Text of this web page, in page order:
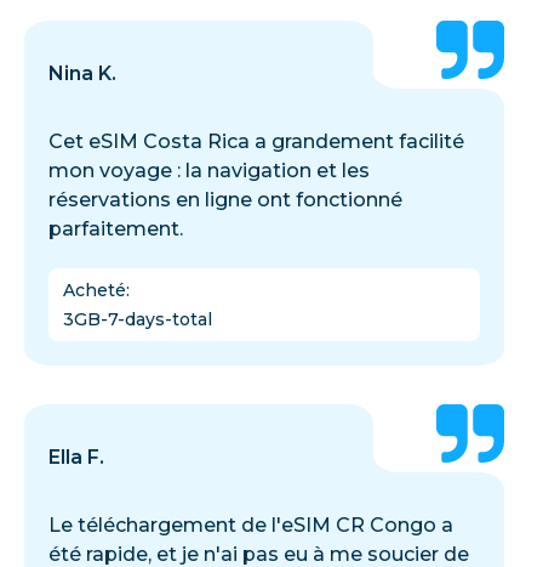
Nina K.
Cet eSIM Costa Rica a grandement facilité
mon voyage : la navigation et les
réservations en ligne ont fonctionné
parfaitement.
Acheté:
3GB-7-days-total
Ella F.
Le téléchargement de l'eSIM CR Congo a
été rapide, et je n'ai pas eu à me soucier de